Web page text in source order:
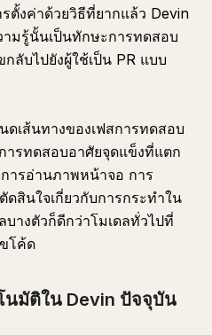
ตั้งค่าด้วยวิธีที่ยากแล้ว Devin
มรู้นั้นเป็นทักษะการทดสอบ
ลับไปยังผู้ใช้เป็น PR แบบ
ดเส้นทางของเฟสการทดสอบ
ารทดสอบอาศัยจุดแข็งที่แตก
ารอ่านภาพหน้าจอ การ
สินใจเกี่ยวกับการกระทำใน
บางตัวก็ดีกว่าโมเดลทั่วไปที่
โค้ด
นมัติใน Devin ปัจจุบัน